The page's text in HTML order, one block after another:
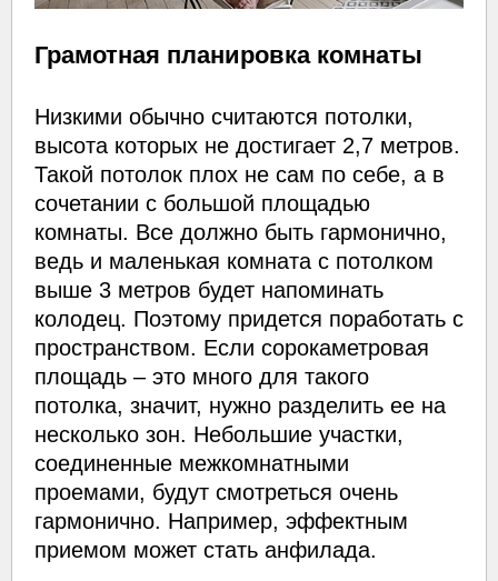
Грамотная планировка комнаты
Низкими обычно считаются потолки,
высота которых не достигает 2,7 метров.
Такой потолок плох не сам по себе, а в
сочетании с большой площадью
комнаты. Все должно быть гармонично,
ведь и маленькая комната с потолком
выше 3 метров будет напоминать
колодец. Поэтому придется поработать с
пространством. Если сорокаметровая
площадь – это много для такого
потолка, значит, нужно разделить ее на
несколько зон. Небольшие участки,
соединенные межкомнатными
проемами, будут смотреться очень
гармонично. Например, эффектным
приемом может стать анфилада.